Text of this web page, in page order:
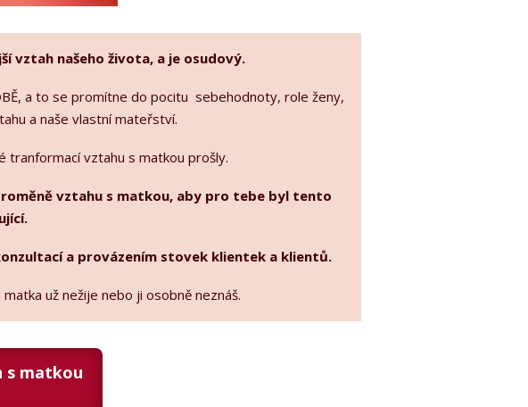
vztah našeho života, a je osudový.
a to se promítne do pocitu sebehodnoty, role ženy,
a naše vlastní mateřství.
tranformací vztahu s matkou prošly.
vztahu s matkou, aby pro tebe byl tento
a provázením stovek klientek a klientů.
už nežije nebo ji osobně neznáš.
s matkou